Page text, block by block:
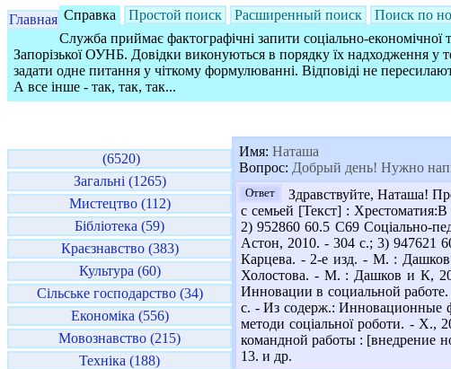
Главная Справка Простой поиск Расширенный поиск Поиск по
Служба приймає фактографічні запити соціально-
Запорізької ОУНБ. Довідки виконуються в порядку їх надходження у
задати одне питання у чіткому формулюванні. Відповіді не
А все інше - так, так, так...
(6520)
Загальні (1265)
Мистецтво (112)
Бібліотека (59)
Краєзнавство (383)
Культура (60)
Сільське господарство (34)
Економіка (556)
Мовознавство (215)
Техніка (188)
Имя: Наташа
Вопрос: Добрый день! Нужно
Ответ
Здравствуйте, Наташа!
с семьей [Текст] :
2) 952860 60.5 С69 Соціально-
Астон, 2010. - 304 с.; 3) 947621
Карцева. - 2-е изд. - М. :
Холостова. - М. : Дашков и К,
Инновации в социальной
с. - Из содерж.: Инновационные
методи соціальної роботи. - Х.,
командной работы : [внедрение
13. и др.